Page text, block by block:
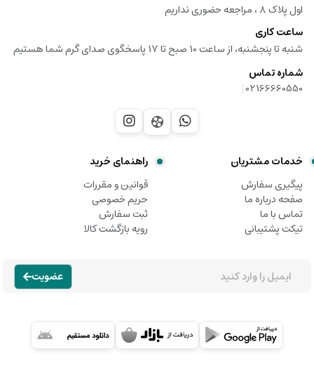
اول پلاک ۸ ، مراجعه حضوری نداریم
ساعت کاری
شنبه تا پنجشنبه، از ساعت 10 صبح تا 17 پاسخگوی صدای گرم شما هستیم
شماره تماس
02166660550
|
خدمات مشتریان
پیگیری سفارش
صفحه درباره ما
تماس با ما
تیکت پشتیبانی
راهنمای خرید
قوانین و مقررات
حریم خصوصی
ثبت سفارش
رویه بازگشت کالا
عضویت